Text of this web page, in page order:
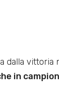
dalla vittoria
in